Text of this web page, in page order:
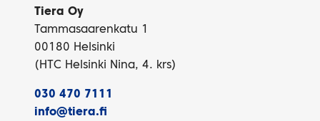
Tiera Oy
Tammasaarenkatu 1
00180 Helsinki
(HTC Helsinki Nina, 4. krs)
030 470 7111
info@tiera.fi